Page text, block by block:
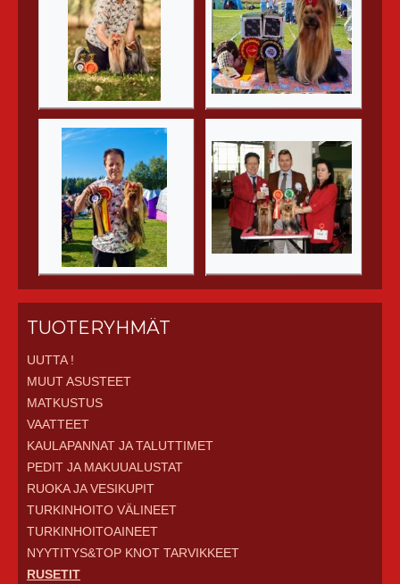
TUOTERYHMÄT
UUTTA !
MUUT ASUSTEET
MATKUSTUS
VAATTEET
KAULAPANNAT JA TALUTTIMET
PEDIT JA MAKUUALUSTAT
RUOKA JA VESIKUPIT
TURKINHOITO VÄLINEET
TURKINHOITOAINEET
NYYTITYS&TOP KNOT TARVIKKEET
RUSETIT